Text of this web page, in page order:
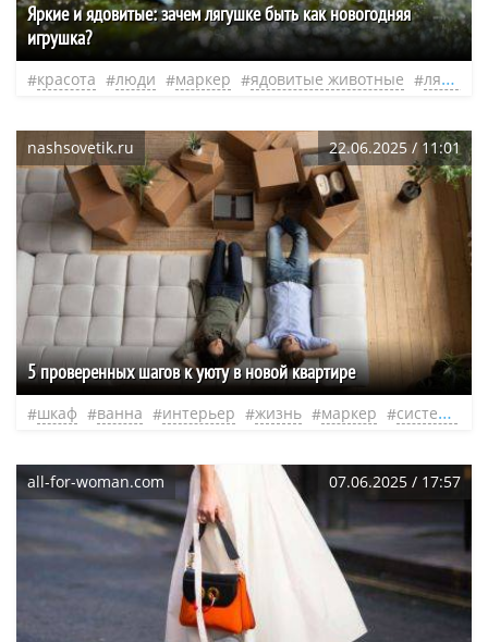
Яркие и ядовитые: зачем лягушке быть как новогодняя
игрушка?
красота люди маркер ядовитые животные лягушка
nashsovetik.ru 22.06.2025 / 11:01
5 проверенных шагов к уюту в новой квартире
шкаф ванна интерьер жизнь маркер система
all-for-woman.com 07.06.2025 / 17:57